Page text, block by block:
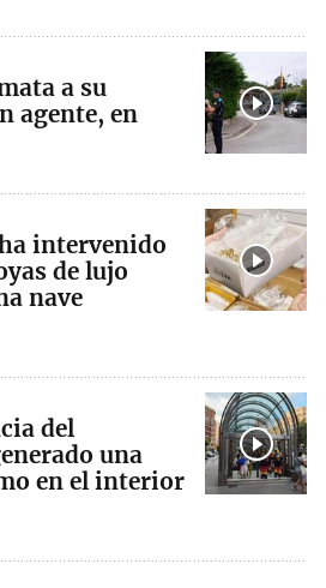
a su
agente, en
intervenido
de lujo
nave
del
una
en el interior